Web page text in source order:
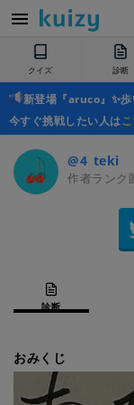
クイズ 診断
新登場『aruco』✨歩
今すぐ挑戦したい人は
@4_teki
作者ランク
診断
おみくじ